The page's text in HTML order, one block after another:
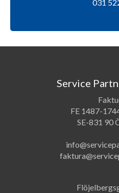
031
Service
FE 1487-
SE-831 90